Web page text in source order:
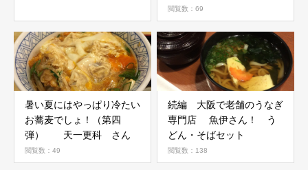
閲覧数：69
暑い夏にはやっぱり冷たい
お蕎麦でしょ！（第四
弾） 天一更科 さん
閲覧数：49
続編 大阪で老舗のうなぎ
専門店 魚伊さん！ う
どん・そばセット
閲覧数：138